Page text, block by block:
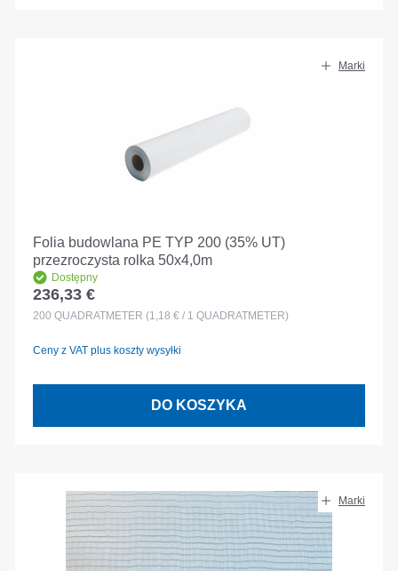
Marki
Folia budowlana PE TYP 200 (35% UT)
przezroczysta rolka 50x4,0m
Dostępny
Cena regularna:
236,33 €
200 QUADRATMETER (1,18 € / 1 QUADRATMETER)
Ceny z VAT plus koszty wysyłki
DO KOSZYKA
Marki